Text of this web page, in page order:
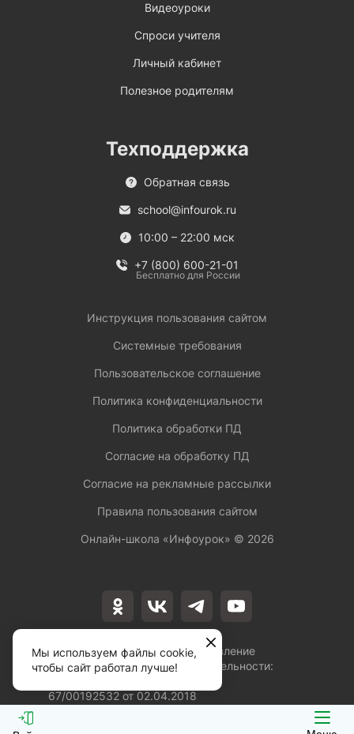
Лицензия на осуществление
образовательной деятельности:
67/00192532 от 02.04.2018
Видеоуроки
Спроси учителя
Личный кабинет
Полезное родителям
Техподдержка
Обратная связь
school@infourok.ru
10:00 – 22:00 мск
+7 (800) 600-21-01
Бесплатно для России
Инструкция пользования сайтом
Системные требования
Пользовательское соглашение
Политика конфиденциальности
Политика обработки ПД
Согласие на обработку ПД
Согласие на рекламные рассылки
Правила пользования сайтом
Онлайн-школа «Инфоурок» © 2026
Мы используем файлы cookie,
чтобы сайт работал лучше!